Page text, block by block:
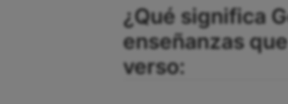
¿Qué significa
enseñanzas
verso: